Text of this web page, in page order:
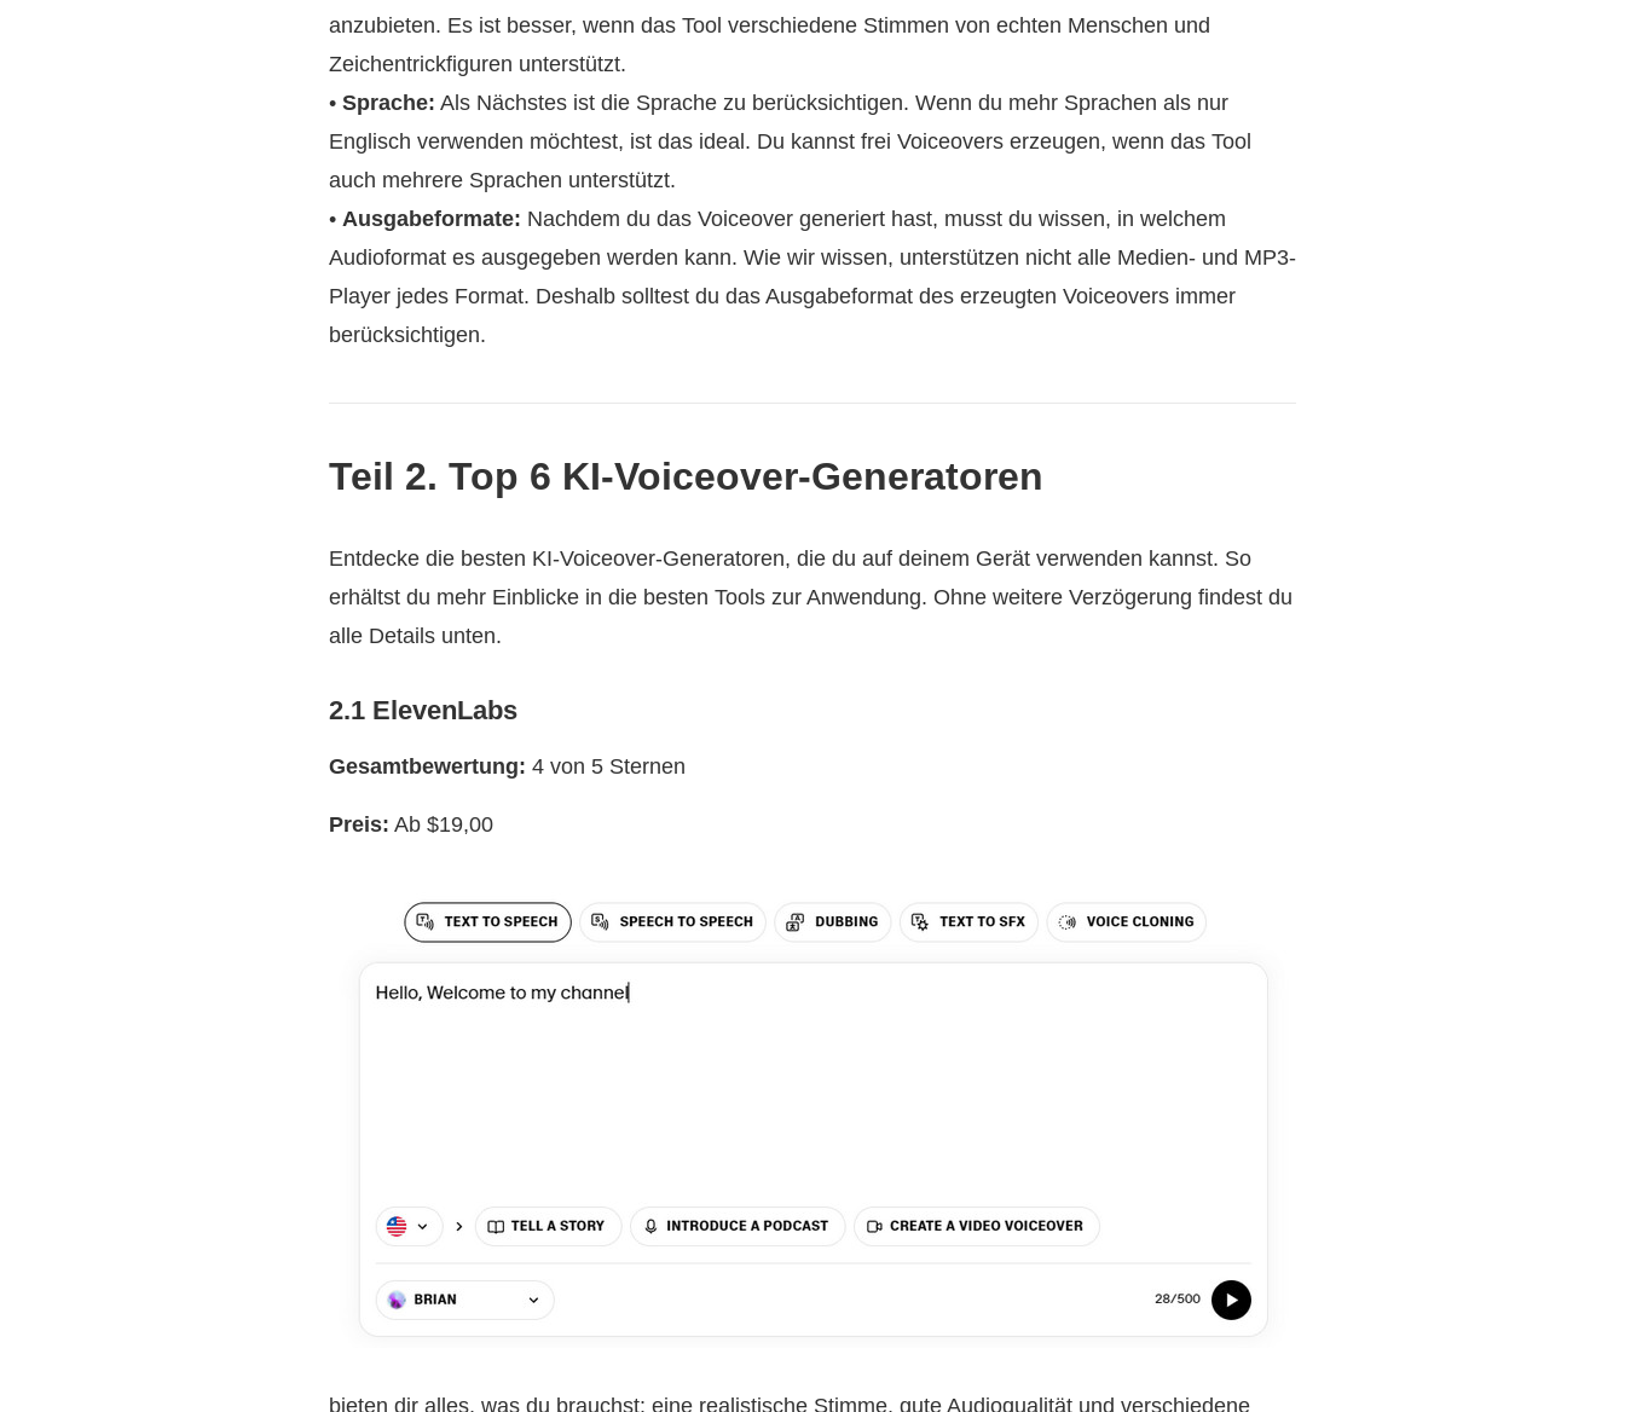
anzubieten. Es ist besser, wenn das Tool verschiedene Stimmen von echten Menschen und
Zeichentrickfiguren unterstützt.
• Sprache: Als Nächstes ist die Sprache zu berücksichtigen. Wenn du mehr Sprachen als nur
Englisch verwenden möchtest, ist das ideal. Du kannst frei Voiceovers erzeugen, wenn das Tool
auch mehrere Sprachen unterstützt.
• Ausgabeformate: Nachdem du das Voiceover generiert hast, musst du wissen, in welchem
Audioformat es ausgegeben werden kann. Wie wir wissen, unterstützen nicht alle Medien- und MP3-
Player jedes Format. Deshalb solltest du das Ausgabeformat des erzeugten Voiceovers immer
berücksichtigen.
Teil 2. Top 6 KI-Voiceover-Generatoren
Entdecke die besten KI-Voiceover-Generatoren, die du auf deinem Gerät verwenden kannst. So
erhältst du mehr Einblicke in die besten Tools zur Anwendung. Ohne weitere Verzögerung findest du
alle Details unten.
2.1 ElevenLabs
Gesamtbewertung: 4 von 5 Sternen
Preis: Ab $19,00
bieten dir alles, was du brauchst: eine realistische Stimme, gute Audioqualität und verschiedene